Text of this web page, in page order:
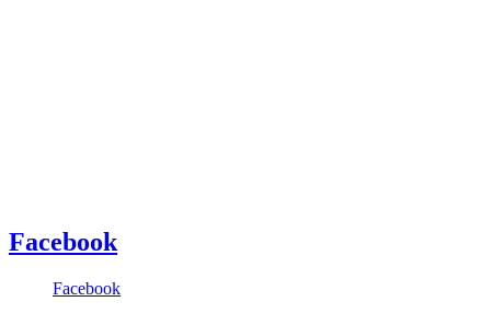
Facebook
Facebook